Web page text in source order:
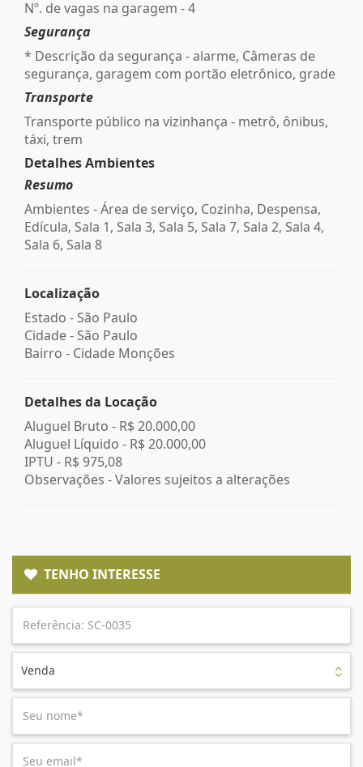
Nº. de vagas na garagem - 4
Segurança
* Descrição da segurança - alarme, Câmeras de
segurança, garagem com portão eletrônico, grade
Transporte
Transporte público na vizinhança - metrô, ônibus,
táxi, trem
Detalhes Ambientes
Resumo
Ambientes - Área de serviço, Cozinha, Despensa,
Edícula, Sala 1, Sala 3, Sala 5, Sala 7, Sala 2, Sala 4,
Sala 6, Sala 8
Localização
Estado - São Paulo
Cidade - São Paulo
Bairro - Cidade Monções
Detalhes da Locação
Aluguel Bruto - R$ 20.000,00
Aluguel Líquido - R$ 20.000,00
IPTU - R$ 975,08
Observações - Valores sujeitos a alterações
TENHO INTERESSE
Venda